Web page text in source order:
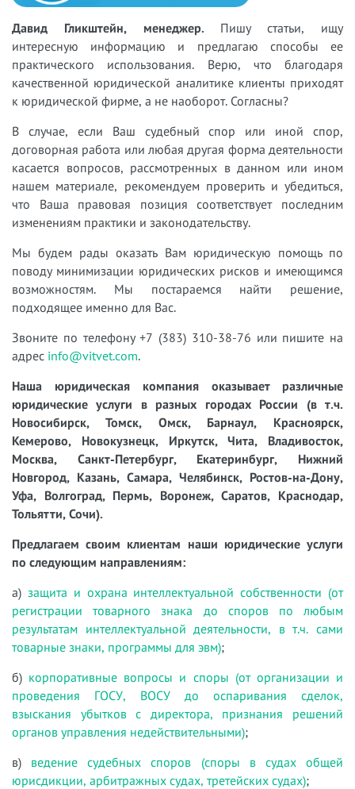
Давид Гликштейн, менеджер. Пишу статьи, ищу
интересную информацию и предлагаю способы ее
практического использования. Верю, что благодаря
качественной юридической аналитике клиенты приходят
к юридической фирме, а не наоборот. Согласны?
В случае, если Ваш судебный спор или иной спор,
договорная работа или любая другая форма деятельности
касается вопросов, рассмотренных в данном или ином
нашем материале, рекомендуем проверить и убедиться,
что Ваша правовая позиция соответствует последним
изменениям практики и законодательству.
Мы будем рады оказать Вам юридическую помощь по
поводу минимизации юридических рисков и имеющимся
возможностям. Мы постараемся найти решение,
подходящее именно для Вас.
Звоните по телефону +7 (383) 310-38-76 или пишите на
адрес info@vitvet.com.
Наша юридическая компания оказывает различные
юридические услуги в разных городах России (в т.ч.
Новосибирск, Томск, Омск, Барнаул, Красноярск,
Кемерово, Новокузнецк, Иркутск, Чита, Владивосток,
Москва, Санкт-Петербург, Екатеринбург, Нижний
Новгород, Казань, Самара, Челябинск, Ростов-на-Дону,
Уфа, Волгоград, Пермь, Воронеж, Саратов, Краснодар,
Тольятти, Сочи).
Предлагаем своим клиентам наши юридические услуги
по следующим направлениям:
а) защита и охрана интеллектуальной собственности (от
регистрации товарного знака до споров по любым
результатам интеллектуальной деятельности, в т.ч. сами
товарные знаки, программы для эвм);
б) корпоративные вопросы и споры (от организации и
проведения ГОСУ, ВОСУ до оспаривания сделок,
взыскания убытков с директора, признания решений
органов управления недействительными);
в) ведение судебных споров (споры в судах общей
юрисдикции, арбитражных судах, третейских судах);